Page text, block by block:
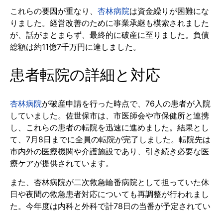
これらの要因が重なり、 杏林病院は資金繰りが困難にな
りました。経営改善のために事業承継も模索されました
が、話がまとまらず、最終的に破産に至りました。負債
総額は約11億7千万円に達しました。
患者転院の詳細と対応
杏林病院が破産申請を行った時点で、76人の患者が入院
していました。佐世保市は、市医師会や市保健所と連携
し、これらの患者の転院を迅速に進めました。結果とし
て、7月8日までに全員の転院が完了しました。転院先は
市内外の医療機関や介護施設であり、引き続き必要な医
療ケアが提供されています。
また、杏林病院が二次救急輪番病院として担っていた休
日や夜間の救急患者対応についても再調整が行われまし
た。今年度は内科と外科で計78日の当番が予定されてい